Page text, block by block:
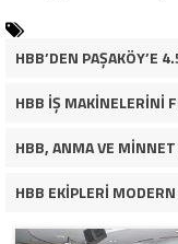
HBB’DEN PAŞAKÖY’E
HBB İŞ MAKİNELERİNİ
HBB, ANMA VE
HBB EKİPLERİ